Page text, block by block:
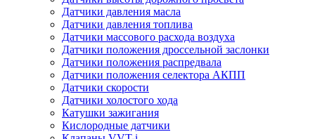
Датчики давления масла
Датчики давления топлива
Датчики массового расхода воздуха
Датчики положения дроссельной заслонки
Датчики положения распредвала
Датчики положения селектора АКПП
Датчики скорости
Датчики холостого хода
Катушки зажигания
Кислородные датчики